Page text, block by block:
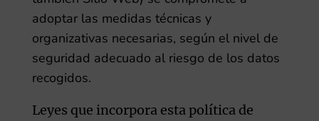
adoptar las medidas técnicas y
organizativas necesarias, según el nivel de
seguridad adecuado al riesgo de los datos
recogidos.
Leyes que incorpora esta política de